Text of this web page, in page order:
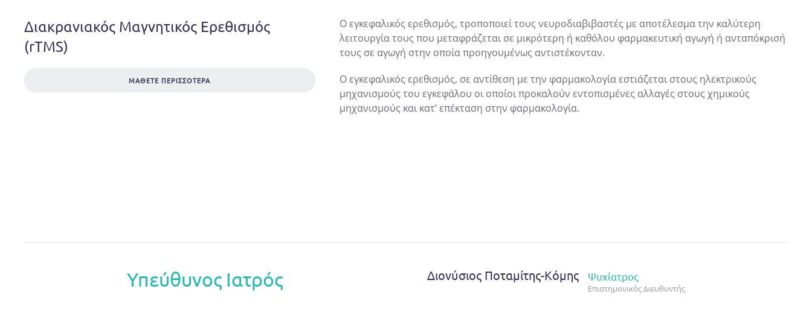
Διακρανιακός Μαγνητικός Ερεθισμός
(rTMS)
ΜΆΘΕΤΕ ΠΕΡΙΣΣΌΤΕΡΑ
Ο εγκεφαλικός ερεθισμός, τροποποιεί τους νευροδιαβιβαστές με αποτέλεσμα την καλύτερη
λειτουργία τους που μεταφράζεται σε μικρότερη ή καθόλου φαρμακευτική αγωγή ή ανταπόκρισή
τους σε αγωγή στην οποία προηγουμένως αντιστέκονταν.
Ο εγκεφαλικός ερεθισμός, σε αντίθεση με την φαρμακολογία εστιάζεται στους ηλεκτρικούς
μηχανισμούς του εγκεφάλου οι οποίοι προκαλούν εντοπισμένες αλλαγές στους χημικούς
μηχανισμούς και κατ’ επέκταση στην φαρμακολογία.
Υπεύθυνος Ιατρός Διονύσιος Ποταμίτης-Κόμης Ψυχίατρος
Επιστημονικός Διευθυντής